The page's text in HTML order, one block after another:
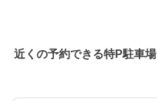
近くの予約できる特P駐車場